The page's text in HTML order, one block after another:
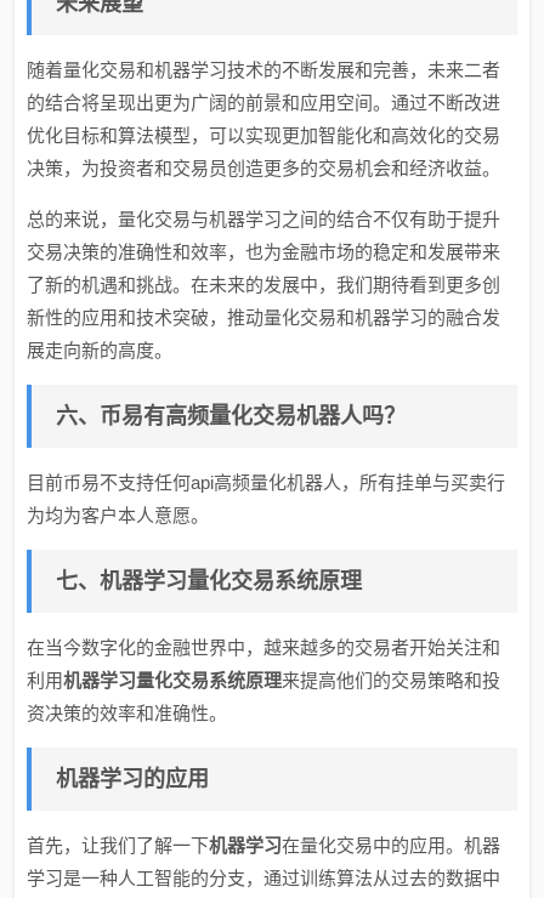
随着量化交易和机器学习技术的不断发展和完善，未来二者
的结合将呈现出更为广阔的前景和应用空间。通过不断改进
优化目标和算法模型，可以实现更加智能化和高效化的交易
决策，为投资者和交易员创造更多的交易机会和经济收益。
总的来说，量化交易与机器学习之间的结合不仅有助于提升
交易决策的准确性和效率，也为金融市场的稳定和发展带来
了新的机遇和挑战。在未来的发展中，我们期待看到更多创
新性的应用和技术突破，推动量化交易和机器学习的融合发
展走向新的高度。
六、币易有高频量化交易机器人吗？
目前币易不支持任何api高频量化机器人，所有挂单与买卖行
为均为客户本人意愿。
七、机器学习量化交易系统原理
在当今数字化的金融世界中，越来越多的交易者开始关注和
利用机器学习量化交易系统原理来提高他们的交易策略和投
资决策的效率和准确性。
机器学习的应用
首先，让我们了解一下机器学习在量化交易中的应用。机器
学习是一种人工智能的分支，通过训练算法从过去的数据中